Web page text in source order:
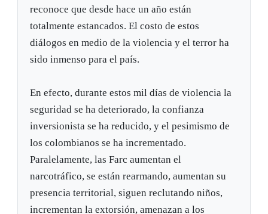
reconoce que desde hace un año están
totalmente estancados. El costo de estos
diálogos en medio de la violencia y el terror ha
sido inmenso para el país.
En efecto, durante estos mil días de violencia la
seguridad se ha deteriorado, la confianza
inversionista se ha reducido, y el pesimismo de
los colombianos se ha incrementado.
Paralelamente, las Farc aumentan el
narcotráfico, se están rearmando, aumentan su
presencia territorial, siguen reclutando niños,
incrementan la extorsión, amenazan a los